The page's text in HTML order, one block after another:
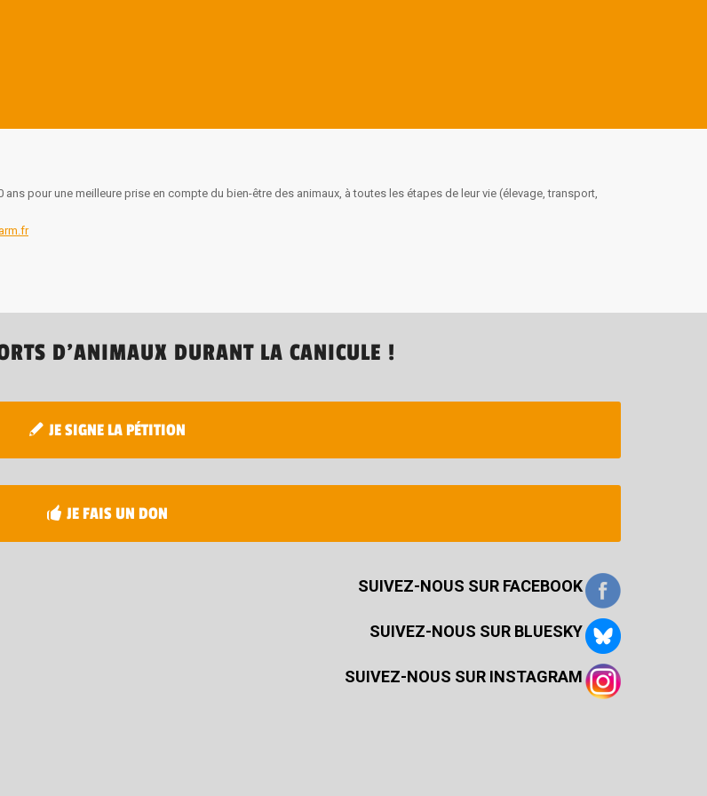
pour une meilleure prise en compte du bien-être des animaux, à toutes les étapes de leur vie (élevage, transport,
D’ANIMAUX DURANT LA CANICULE !
JE SIGNE LA PÉTITION
JE FAIS UN DON
SUIVEZ-NOUS SUR FACEBOOK
SUIVEZ-NOUS SUR BLUESKY
SUIVEZ-NOUS SUR INSTAGRAM